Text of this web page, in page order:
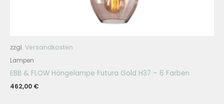
zzgl. Versandkosten
Lampen
EBB & FLOW Hängelampe Futura Gold H37 – 6 Farben
462,00 €